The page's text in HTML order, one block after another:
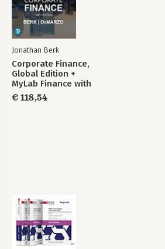
Jonathan Berk
Corporate Finance,
Global Edition +
MyLab Finance with
Pearson eText
(Package)
€ 118,54